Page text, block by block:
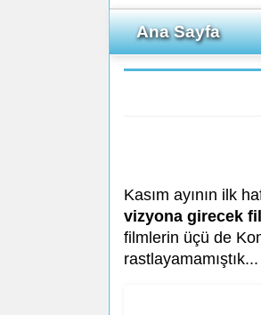
Ana Sayfa
Kasım ayının ilk
vizyona girecek
filmlerin üçü de
rastlayamamıştık...